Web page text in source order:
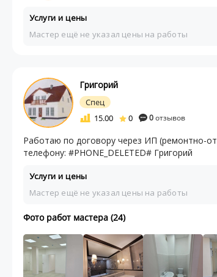
Услуги и цены
Мастер ещё не указал цены на работы
Григорий
Спец
15.00
0 0отзывов
Работаю по договору через ИП (ремонтно-
телефону: #PHONE_DELETED# Григорий
Услуги и цены
Мастер ещё не указал цены на работы
Фото работ мастера (24)